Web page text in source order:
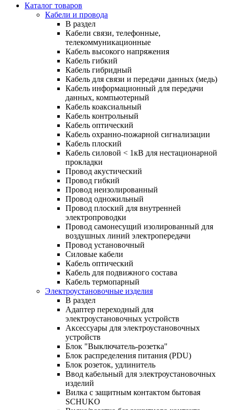
Каталог товаров
Кабели и провода
В раздел
Кабели связи, телефонные,
телекоммуникационные
Кабель высокого напряжения
Кабель гибкий
Кабель гибридный
Кабель для связи и передачи данных (медь)
Кабель информационный для передачи
данных, компьютерный
Кабель коаксиальный
Кабель контрольный
Кабель оптический
Кабель охранно-пожарной сигнализации
Кабель плоский
Кабель силовой < 1кВ для нестационарной
прокладки
Провод акустический
Провод гибкий
Провод неизолированный
Провод одножильный
Провод плоский для внутренней
электропроводки
Провод самонесущий изолированный для
воздушных линий электропередачи
Провод установочный
Силовые кабели
Кабель оптический
Кабель для подвижного состава
Кабель термопарный
Электроустановочные изделия
В раздел
Адаптер переходный для
электроустановочных устройств
Аксессуары для электроустановочных
устройств
Блок "Выключатель-розетка"
Блок распределения питания (PDU)
Блок розеток, удлинитель
Ввод кабельный для электроустановочных
изделий
Вилка с защитным контактом бытовая
SCHUKO